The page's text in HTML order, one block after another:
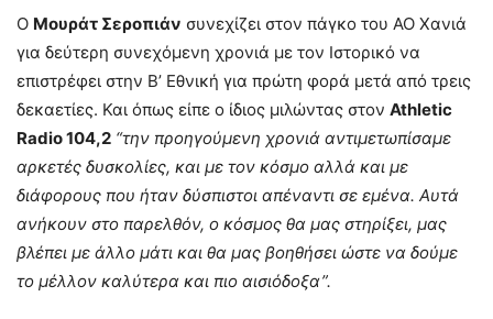
Ο Μουράτ Σεροπιάν συνεχίζει στον πάγκο του ΑΟ Χανιά
για δεύτερη συνεχόμενη χρονιά με τον Ιστορικό να
επιστρέφει στην Β’ Εθνική για πρώτη φορά μετά από τρεις
δεκαετίες. Και όπως είπε ο ίδιος μιλώντας στον Athletic
Radio 104,2 “την προηγούμενη χρονιά αντιμετωπίσαμε
αρκετές δυσκολίες, και με τον κόσμο αλλά και με
διάφορους που ήταν δύσπιστοι απέναντι σε εμένα. Αυτά
ανήκουν στο παρελθόν, ο κόσμος θα μας στηρίξει, μας
βλέπει με άλλο μάτι και θα μας βοηθήσει ώστε να δούμε
το μέλλον καλύτερα και πιο αισιόδοξα”.